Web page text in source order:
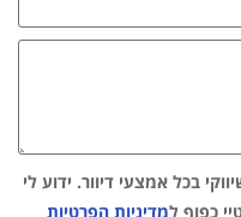
בכל אמצעי דיוור. ידוע לי
כפוף למדיניות הפרטיות